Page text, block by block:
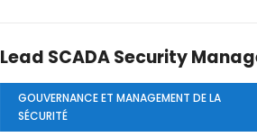
Lead SCADA Security
GOUVERNANCE ET MANAGEMENT DE LA
SÉCURITÉ